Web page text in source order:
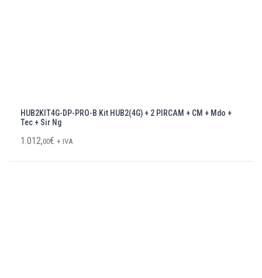
HUB2KIT4G-DP-PRO-B Kit HUB2(4G) + 2 PIRCAM + CM + Mdo +
Tec + Sir Ng
1.012,00€ + IVA